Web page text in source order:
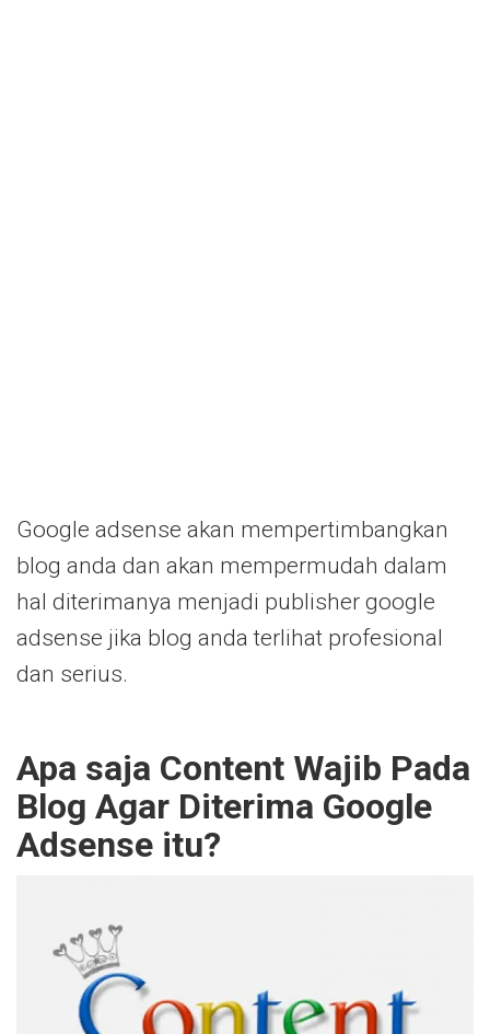
Google adsense akan mempertimbangkan
blog anda dan akan mempermudah dalam
hal diterimanya menjadi publisher google
adsense jika blog anda terlihat profesional
dan serius.
Apa saja Content Wajib Pada
Blog Agar Diterima Google
Adsense itu?